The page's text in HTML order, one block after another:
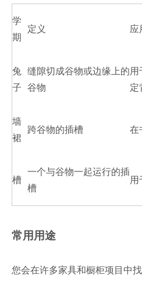
学
期
定义 应
兔
子
缝隙切成谷物或边缘上的
谷物
用
定
墙
裙
跨谷物的插槽 在
槽
一个与谷物一起运行的插
槽
用
常用用途
您会在许多家具和橱柜项目中找